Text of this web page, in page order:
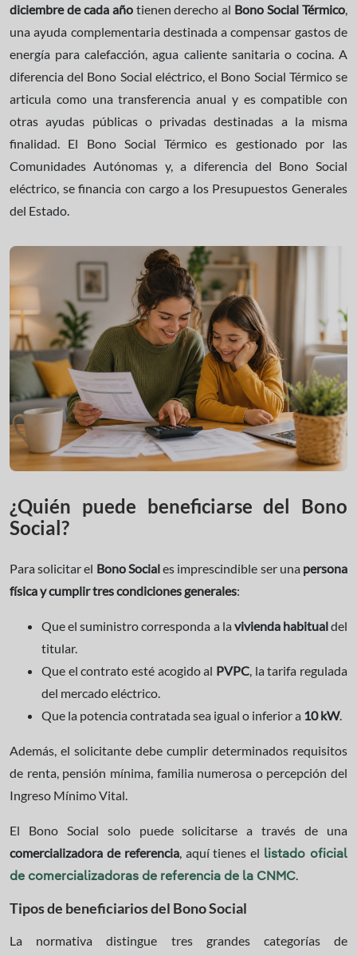
diciembre de cada añotienen derecho al Bono Social Térmico
una ayuda complementaria destinada a compensar gastos de
energía para calefacción, agua caliente sanitaria o cocina. A
diferencia del Bono Social eléctrico, el Bono Social Térmico se
articula como una transferencia anual y es compatible con
otras ayudas públicas o privadas destinadas a la misma
finalidad. El Bono Social Térmico es gestionado por las
Comunidades Autónomas y, a diferencia del Bono Social
eléctrico, se financia con cargo a los Presupuestos Generales
del Estado.
¿Quién puede beneficiarse del Bono
Social?
Para solicitar el Bono Sociales imprescindible ser una persona
física y cumplir tres condiciones generales:
Que el suministro corresponda a la vivienda habitualdel
titular.
Que el contrato esté acogido al PVPC, la tarifa regulada
del mercado eléctrico.
Que la potencia contratada sea igual o inferior a 10 kW.
Además, el solicitante debe cumplir determinados requisitos
de renta, pensión mínima, familia numerosa o percepción del
Ingreso Mínimo Vital.
El Bono Social solo puede solicitarse a través de una
comercializadora de referencia, aquí tienes el listado oficial
de comercializadoras de referencia de la CNMC.
Tipos de beneficiarios del Bono Social
La normativa distingue tres grandes categorías de